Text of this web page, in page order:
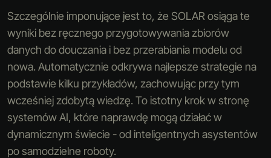
Szczególnie imponujące jest to, że SOLAR osiąga te
wyniki bez ręcznego przygotowywania zbiorów
danych do douczania i bez przerabiania modelu od
nowa. Automatycznie odkrywa najlepsze strategie na
podstawie kilku przykładów, zachowując przy tym
wcześniej zdobytą wiedzę. To istotny krok w stronę
systemów AI, które naprawdę mogą działać w
dynamicznym świecie - od inteligentnych asystentów
po samodzielne roboty.